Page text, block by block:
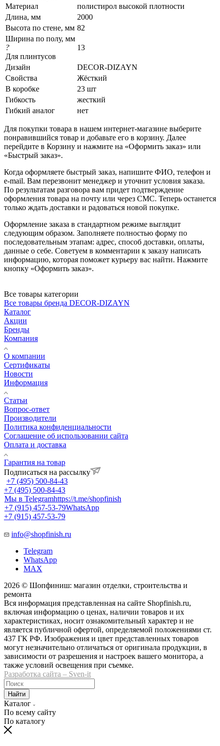
Материал
полистирол высокой плотности
Длина, мм
2000
Высота по стене, мм 82
Ширина по полу, мм
?
Для плинтусов
13
Дизайн
DECOR-DIZAYN
Свойства
Жёсткий
В коробке
23 шт
Гибкость
жесткий
Гибкий аналог
нет
Для покупки товара в нашем интернет-магазине выберите
понравившийся товар и добавьте его в корзину. Далее
перейдите в Корзину и нажмите на «Оформить заказ» или
«Быстрый заказ».
Когда оформляете быстрый заказ, напишите ФИО, телефон и
e-mail. Вам перезвонит менеджер и уточнит условия заказа.
По результатам разговора вам придет подтверждение
оформления товара на почту или через СМС. Теперь останется
только ждать доставки и радоваться новой покупке.
Оформление заказа в стандартном режиме выглядит
следующим образом. Заполняете полностью форму по
последовательным этапам: адрес, способ доставки, оплаты,
данные о себе. Советуем в комментарии к заказу написать
информацию, которая поможет курьеру вас найти. Нажмите
кнопку «Оформить заказ».
Все товары категории
Все товары бренда DECOR-DIZAYN
Каталог
Акции
Бренды
Компания
О компании
Сертификаты
Новости
Информация
Статьи
Вопрос-ответ
Производители
Политика конфиденциальности
Соглашение об использовании сайта
Оплата и доставка
Гарантия на товар
Подписаться на рассылку
+7 (495) 500-84-43
+7 (495) 500-84-43
Мы в Telegramhttps://t.me/shopfinish
+7 (915) 457-53-79WhatsApp
+7 (915) 457-53-79
info@shopfinish.ru
Telegram
WhatsApp
MAX
2026 © Шопфиниш: магазин отделки, строительства и
ремонта
Вся информация представленная на сайте Shopfinish.ru,
включая информацию о ценах, наличии товаров и их
характеристиках, носит ознакомительный характер и не
является публичной офертой, определяемой положениями ст.
437 ГК РФ. Изображения и цвет представленных товаров
могут незначительно отличаться от оригинала продукции, в
зависимости от разрешения и настроек вашего монитора, а
также условий освещения при съемке.
Разработка сайта – Sven-it
Найти
Каталог
По всему сайту
По каталогу